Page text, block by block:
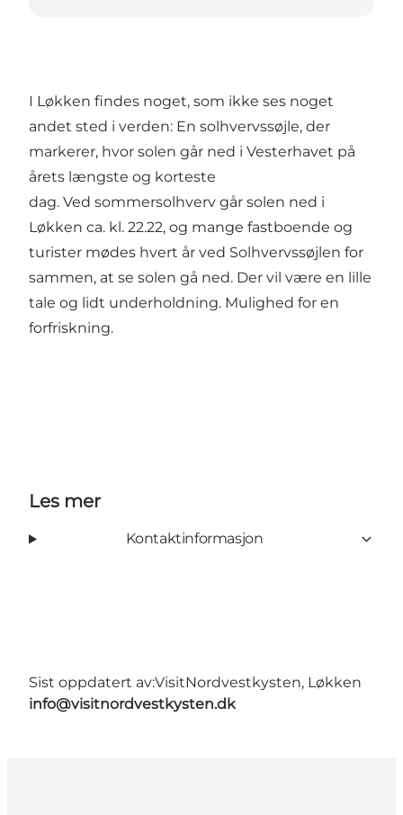
I Løkken findes noget, som ikke ses noget
andet sted i verden: En solhvervssøjle, der
markerer, hvor solen går ned i Vesterhavet på
årets længste og korteste
dag. Ved sommersolhverv går solen ned i
Løkken ca. kl. 22.22, og mange fastboende og
turister mødes hvert år ved Solhvervssøjlen for
sammen, at se solen gå ned. Der vil være en lille
tale og lidt underholdning. Mulighed for en
forfriskning.
Les mer
Kontaktinformasjon
Sist oppdatert av:VisitNordvestkysten, Løkken
info@visitnordvestkysten.dk